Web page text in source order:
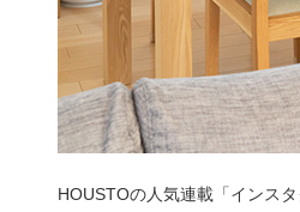
HOUSTOの人気連載「インス